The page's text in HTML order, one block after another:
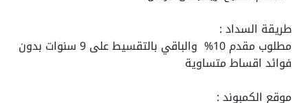
طريقة السداد :
مطلوب مقدم 10% والباقي بالتقسيط على 9 سنوات بدون
فوائد اقساط متساوية
موقع الكمبوند :